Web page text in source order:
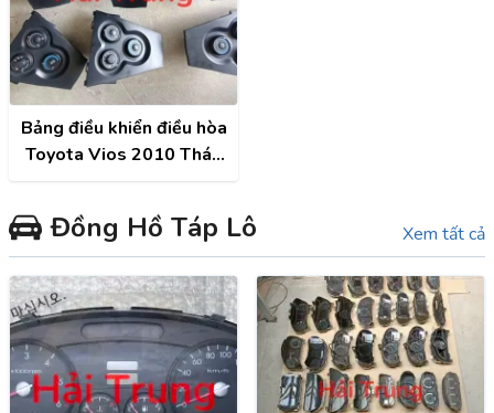
Bảng điều khiển điều hòa
Toyota Vios 2010 Tháo
Đồng Hồ Táp Lô Xem tất cả